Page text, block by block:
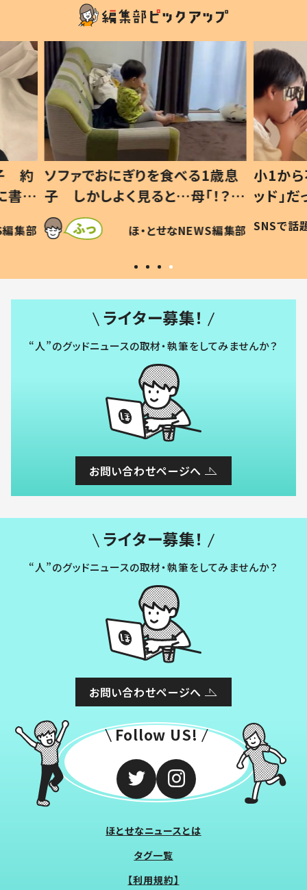
歳息
？」
編集部
小1から不登校、息子は「ギフテ
ッド」だった 父が“ウチ給食”を
作り続ける理由とは #令和の親
#令和の子
SNSで話題 ほ・とせなNEWS編集部
ひ孫
が、抱
「涙
い」
ライター募集！
“人”のグッドニュースの取材・執筆をしてみませんか？
お問い合わせページへ
ライター募集！
“人”のグッドニュースの取材・執筆をしてみませんか？
お問い合わせページへ
Follow US!
ほとせなニュースとは
タグ一覧
【利用規約】